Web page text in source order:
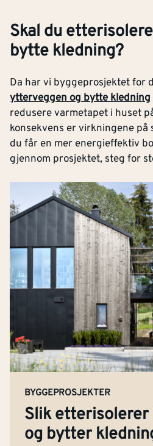
Skal du
bytte kledning?
Da har vi byggeprosjektet for
ytterveggen og bytte kledning
redusere varmetapet i huset
konsekvens er virkningene
du får en mer energieffektiv
gjennom prosjektet, steg for
BYGGEPROSJEKTER
Slik
og bytter